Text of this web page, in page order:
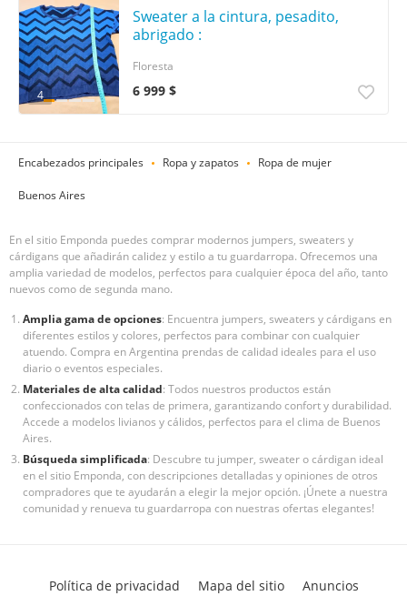
4
Sweater a la cintura, pesadito,
abrigado :
6 999 $
Floresta
Encabezados principales Ropa y zapatos Ropa de mujer
Buenos Aires
En el sitio Emponda puedes comprar modernos jumpers, sweaters y
cárdigans que añadirán calidez y estilo a tu guardarropa. Ofrecemos una
amplia variedad de modelos, perfectos para cualquier época del año, tanto
nuevos como de segunda mano.
Amplia gama de opciones: Encuentra jumpers, sweaters y cárdigans en
diferentes estilos y colores, perfectos para combinar con cualquier
atuendo. Compra en Argentina prendas de calidad ideales para el uso
diario o eventos especiales.
Materiales de alta calidad: Todos nuestros productos están
confeccionados con telas de primera, garantizando confort y durabilidad.
Accede a modelos livianos y cálidos, perfectos para el clima de Buenos
Aires.
Búsqueda simplificada: Descubre tu jumper, sweater o cárdigan ideal
en el sitio Emponda, con descripciones detalladas y opiniones de otros
compradores que te ayudarán a elegir la mejor opción. ¡Únete a nuestra
comunidad y renueva tu guardarropa con nuestras ofertas elegantes!
Política de privacidad Mapa del sitio Anuncios